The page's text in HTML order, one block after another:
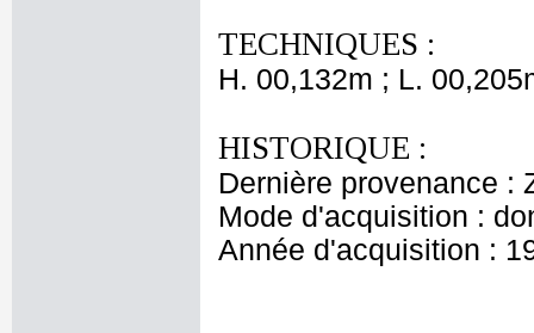
TECHNIQUES :
H. 00,132m ; L.
HISTORIQUE :
Dernière provenance :
Mode d'acquisition :
Année d'acquisition :